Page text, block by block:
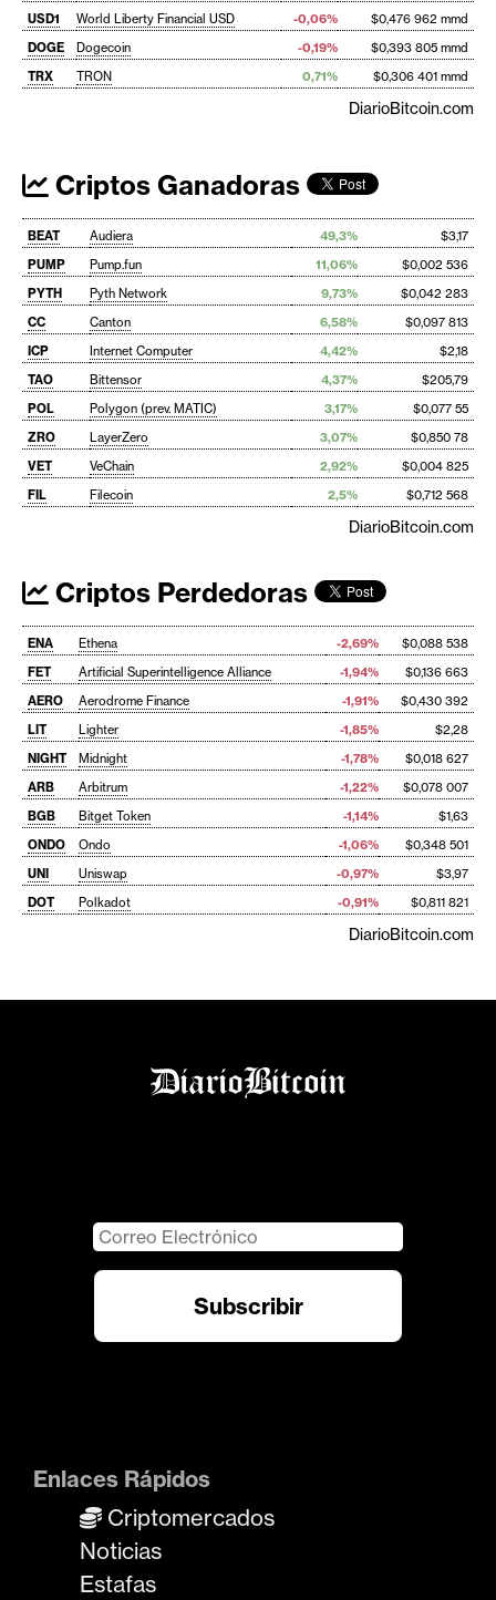
USD1
World Liberty Financial USD -0,06%
$0,476 962 mmd
DOGE
Dogecoin -0,19%
$0,393 805 mmd
TRX
TRON 0,71% $0,306 401 mmd
DiarioBitcoin.com
Criptos Ganadoras
BEAT Audiera 49,3%
$3,17
PUMP
Pump.fun 11,06%
$0,002 536
PYTH
Pyth Network 9,73%
$0,042 283
CC
Canton 6,58%
$0,097 813
ICP
Internet Computer 4,42%
$2,18
TAO
Bittensor 4,37%
$205,79
POL
Polygon (prev. MATIC) 3,17%
$0,077 55
ZRO
LayerZero 3,07%
$0,850 78
VET
VeChain 2,92%
$0,004 825
FIL
Filecoin 2,5% $0,712 568
DiarioBitcoin.com
Criptos Perdedoras
ENA Ethena -2,69%
$0,088 538
FET
Artificial Superintelligence Alliance -1,94%
$0,136 663
AERO
Aerodrome Finance -1,91%
$0,430 392
LIT
Lighter -1,85%
$2,28
NIGHT
Midnight -1,78%
$0,018 627
ARB
Arbitrum -1,22%
$0,078 007
BGB
Bitget Token -1,14%
$1,63
ONDO
Ondo -1,06%
$0,348 501
UNI
Uniswap -0,97%
$3,97
DOT
Polkadot -0,91% $0,811 821
DiarioBitcoin.com
Enlaces Rápidos
Criptomercados
Noticias
Estafas